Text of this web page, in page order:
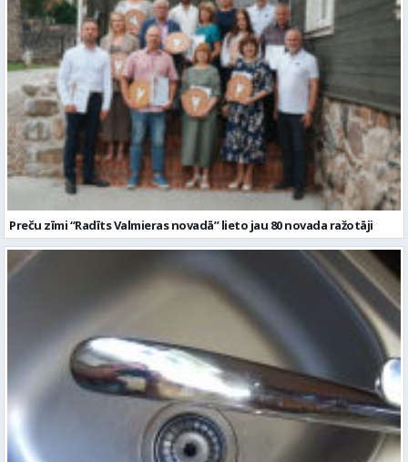
Preču zīmi “Radīts Valmieras novadā” lieto jau 80 novada ražotāji